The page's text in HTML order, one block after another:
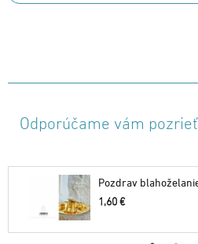
Odporúčame vám
Pozdrav
1,60 €